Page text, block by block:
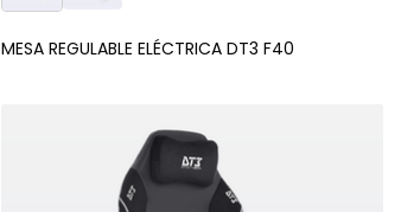
MESA REGULABLE ELÉCTRICA DT3 F40